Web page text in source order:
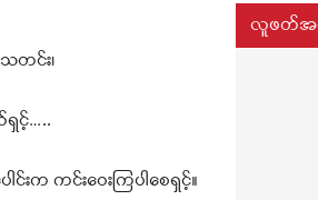
တင်း၊
င့်…..
က ကင်းဝေးကြပါစေရှင့်။
လူဖတ်အမ